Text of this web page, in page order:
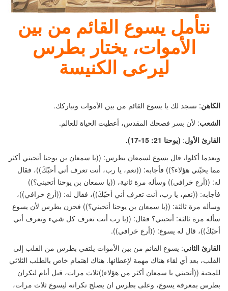
نتأمل يسوع القائم من بين
الأموات، يختار بطرس
ليرعى الكنيسة
الكاهن: نسجد لك يا يسوع القائم من بين الأموات ونباركك.
الشعب: لأن بسر فصحك المقدس، أعطيت الحياة للعالم.
القارئ الأول:
(يوحنا 21: 15-17).
وبعدما أكلوا، قال يسوع لسمعان بطرس: ((يا سمعان بن يوحنا أتحبني أكثر
مما يحبّني هؤلاء؟)) فأجابه: ((نعم، يا رب، أنت تعرف أني أحبّكَ))، فقال
له: ((أرع خرافي)) وسأله مرة ثانية، ((يا سمعان بن يوحنا أتحبني؟))
فأجابه: ((نعم، يا رب، أنت تعرف أني أحبّكَ))، فقال له: ((أرع خرافي))،
وسأله مرة ثالثة: ((يا سمعان بن يوحنا أتحبني؟)) فحزن بطرس لأن يسوع
سأله مرة ثالثة: أتحبني؟ فقال: ((يا رب أنت تعرف كل شيء وتعرف أني
أحبّكَ))، قال له يسوع: ((أرع خرافي))
.
القارئ الثاني: يسوع القائم من بين الأموات يلتقي بطرس من القلب إلى
القلب، بعد أي لقاء هناك مهمة لإعطائها. هناك اهتمام خاص بالطلب الثلاثي
للمحبة ((أتحبني يا سمعان أكثر من هؤلاء))ثلاث مرات، قبل أيام لنكران
بطرس بمعرفة يسوع، وعلى بطرس ان يصلح نكرانه ليسوع ثلاث مرات،